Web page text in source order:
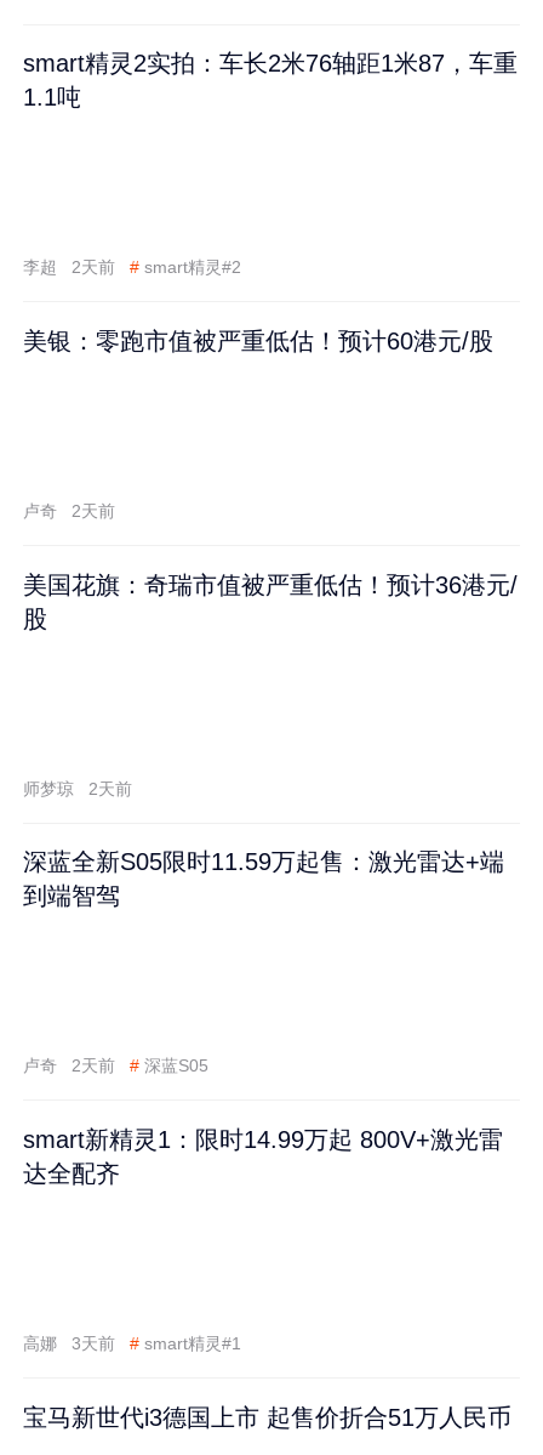
smart精灵2实拍：车长2米76轴距1米87，车重
1.1吨
李超 2天前 # smart精灵#2
美银：零跑市值被严重低估！预计60港元/股
卢奇 2天前
美国花旗：奇瑞市值被严重低估！预计36港元/
股
师梦琼 2天前
深蓝全新S05限时11.59万起售：激光雷达+端
到端智驾
卢奇 2天前 # 深蓝S05
smart新精灵1：限时14.99万起 800V+激光雷
达全配齐
高娜 3天前 # smart精灵#1
宝马新世代i3德国上市 起售价折合51万人民币